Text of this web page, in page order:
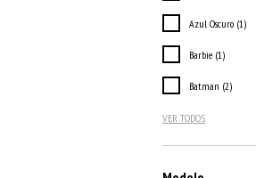
Azul Oscuro (1)
Barbie (1)
Batman (2)
VER TODOS